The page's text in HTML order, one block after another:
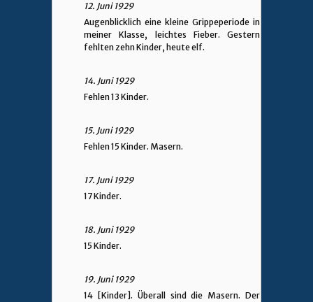
12. Juni 1929
Augenblicklich eine kleine Grippeperiode in
meiner Klasse, leichtes Fieber. Gestern
fehlten zehn Kinder, heute elf.
14. Juni 1929
Fehlen 13 Kinder.
15. Juni 1929
Fehlen 15 Kinder. Masern.
17. Juni 1929
17 Kinder.
18. Juni 1929
15 Kinder.
19. Juni 1929
14 [Kinder]. Überall sind die Masern. Der